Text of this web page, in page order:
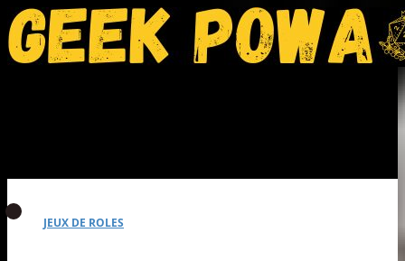
JEUX DE ROLES